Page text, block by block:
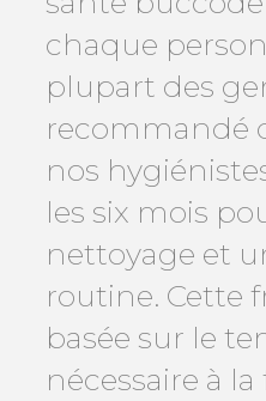
chaque
plupart des
recommandé
nos
les six mois
nettoyage et
routine. Cette
basée sur le
nécessaire à